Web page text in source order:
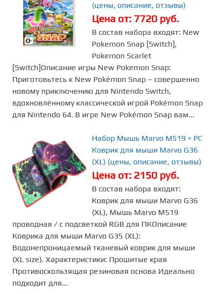
(цены, описание, отзывы)
Цена от: 7720 руб.
В состав набора входят: New
Pokemon Snap [Switch],
Pokemon Scarlet
[Switch]Описание игры New Pokemon Snap:
Приготовьтесь к New Pokémon Snap – совершенно
новому приключению для Nintendo Switch,
вдохновлённому классической игрой Pokémon Snap
для Nintendo 64. В игре New Pokémon Snap вам...
Набор Мышь Marvo M519 + PC
Коврик для мыши Marvo G36
(XL) (цены, описание, отзывы)
Цена от: 2150 руб.
В состав набора входят:
Коврик для мыши Marvo G36
(XL), Мышь Marvo M519
проводная / с подсветкой RGB для ПКОписание
Коврика для мыши Marvo G35 (XL):
Водонепроницаемый тканевый коврик для мыши
(XL size). Характеристики: Прошитые края
Противоскользящая резиновая основа Идеально
подходит для...